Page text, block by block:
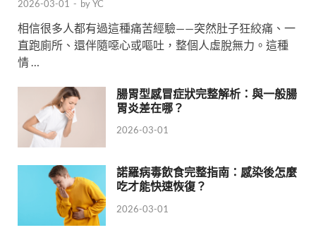
2026-03-01 - byYC
相信很多人都有過這種痛苦經驗——突然肚子狂絞痛、一
直跑廁所、還伴隨噁心或嘔吐，整個人虛脫無力。這種
情 …
腸胃型感冒症狀完整解析：與一般腸
胃炎差在哪？
2026-03-01
諾羅病毒飲食完整指南：感染後怎麼
吃才能快速恢復？
2026-03-01